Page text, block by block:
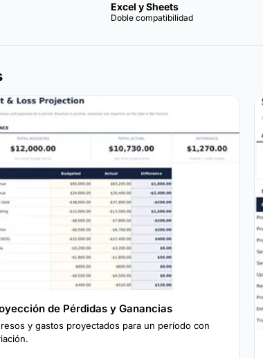
Excel y Sheets
Doble compatibilidad
de Pérdidas y Ganancias
y gastos proyectados para un período con